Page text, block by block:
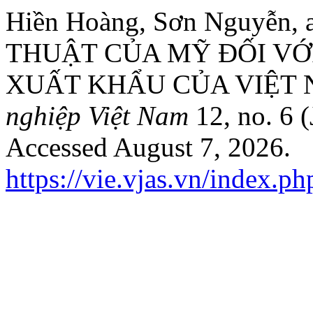
Hiền Hoàng, Sơn
THUẬT CỦA MỸ ĐỐI
XUẤT KHẨU CỦA VIỆT
nghiệp Việt Nam 12, no. 6
Accessed August 7, 2026.
https://vie.vjas.vn/